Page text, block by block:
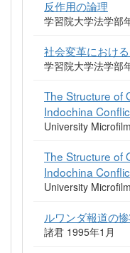
反作用の論理
学習院大学法学部
社会変革におけ
学習院大学法学部
The Structure of
Indochina
University
The Structure of
Indochina
University
ルワンダ報道の
諸君 1995年1月